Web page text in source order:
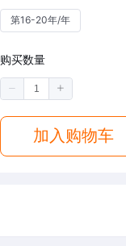
第16-20年/年
购买数量
加入购物车